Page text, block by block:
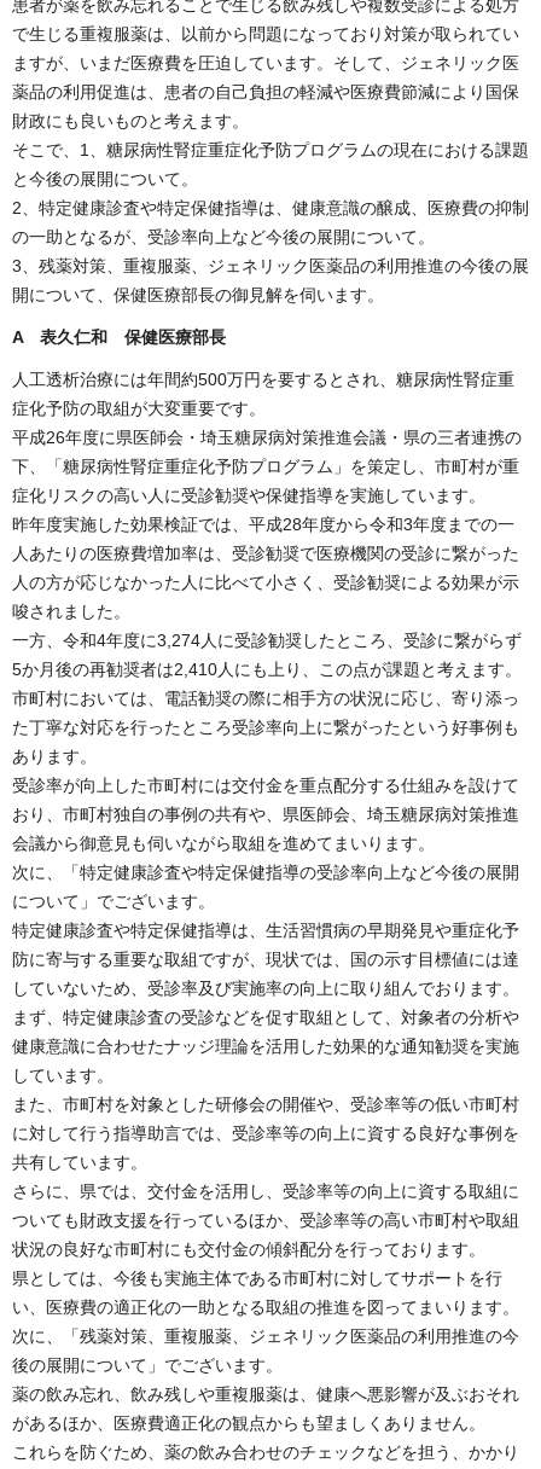
患者が薬を飲み忘れることで生じる飲み残しや複数受診による処方
で生じる重複服薬は、以前から問題になっており対策が取られてい
ますが、いまだ医療費を圧迫しています。そして、ジェネリック医
薬品の利用促進は、患者の自己負担の軽減や医療費節減により国保
財政にも良いものと考えます。
そこで、1、糖尿病性腎症重症化予防プログラムの現在における課題
と今後の展開について。
2、特定健康診査や特定保健指導は、健康意識の醸成、医療費の抑制
の一助となるが、受診率向上など今後の展開について。
3、残薬対策、重複服薬、ジェネリック医薬品の利用推進の今後の展
開について、保健医療部長の御見解を伺います。
A 表久仁和 保健医療部長
人工透析治療には年間約500万円を要するとされ、糖尿病性腎症重
症化予防の取組が大変重要です。
平成26年度に県医師会・埼玉糖尿病対策推進会議・県の三者連携の
下、「糖尿病性腎症重症化予防プログラム」を策定し、市町村が重
症化リスクの高い人に受診勧奨や保健指導を実施しています。
昨年度実施した効果検証では、平成28年度から令和3年度までの一
人あたりの医療費増加率は、受診勧奨で医療機関の受診に繋がった
人の方が応じなかった人に比べて小さく、受診勧奨による効果が示
唆されました。
一方、令和4年度に3,274人に受診勧奨したところ、受診に繋がらず
5か月後の再勧奨者は2,410人にも上り、この点が課題と考えます。
市町村においては、電話勧奨の際に相手方の状況に応じ、寄り添っ
た丁寧な対応を行ったところ受診率向上に繋がったという好事例も
あります。
受診率が向上した市町村には交付金を重点配分する仕組みを設けて
おり、市町村独自の事例の共有や、県医師会、埼玉糖尿病対策推進
会議から御意見も伺いながら取組を進めてまいります。
次に、「特定健康診査や特定保健指導の受診率向上など今後の展開
について」でございます。
特定健康診査や特定保健指導は、生活習慣病の早期発見や重症化予
防に寄与する重要な取組ですが、現状では、国の示す目標値には達
していないため、受診率及び実施率の向上に取り組んでおります。
まず、特定健康診査の受診などを促す取組として、対象者の分析や
健康意識に合わせたナッジ理論を活用した効果的な通知勧奨を実施
しています。
また、市町村を対象とした研修会の開催や、受診率等の低い市町村
に対して行う指導助言では、受診率等の向上に資する良好な事例を
共有しています。
さらに、県では、交付金を活用し、受診率等の向上に資する取組に
ついても財政支援を行っているほか、受診率等の高い市町村や取組
状況の良好な市町村にも交付金の傾斜配分を行っております。
県としては、今後も実施主体である市町村に対してサポートを行
い、医療費の適正化の一助となる取組の推進を図ってまいります。
次に、「残薬対策、重複服薬、ジェネリック医薬品の利用推進の今
後の展開について」でございます。
薬の飲み忘れ、飲み残しや重複服薬は、健康へ悪影響が及ぶおそれ
があるほか、医療費適正化の観点からも望ましくありません。
これらを防ぐため、薬の飲み合わせのチェックなどを担う、かかり